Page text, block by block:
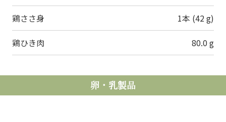
鶏ささ身 1本 (42 g)
鶏ひき肉 80.0 g
卵・乳製品